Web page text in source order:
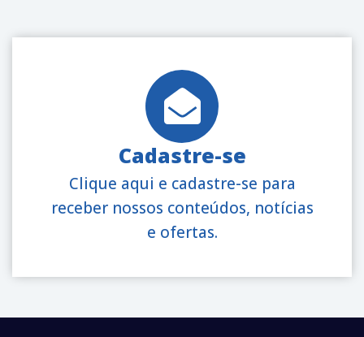
Cadastre-se
Clique aqui e cadastre-se para
receber nossos conteúdos, notícias
e ofertas.